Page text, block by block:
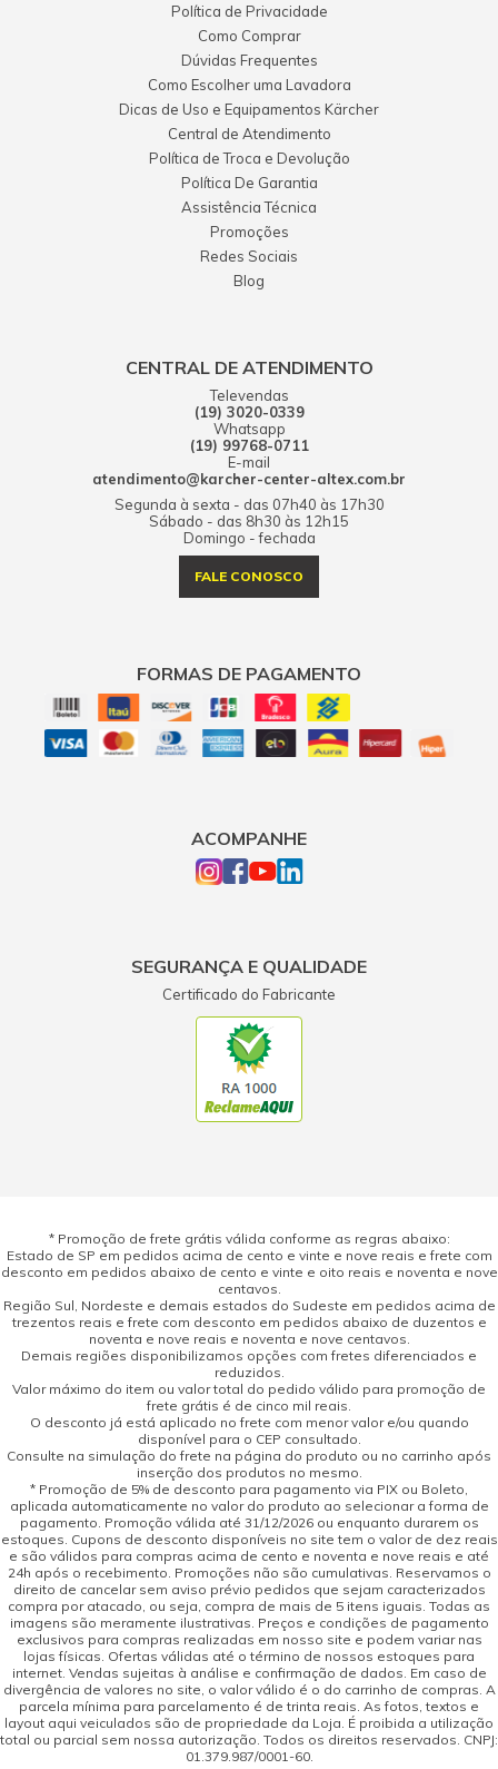
Política de Privacidade
Como Comprar
Dúvidas Frequentes
Como Escolher uma Lavadora
Dicas de Uso e Equipamentos Kärcher
Central de Atendimento
Política de Troca e Devolução
Política De Garantia
Assistência Técnica
Promoções
Redes Sociais
Blog
CENTRAL DE ATENDIMENTO
Televendas
(19) 3020-0339
Whatsapp
(19) 99768-0711
E-mail
atendimento@karcher-center-altex.com.br
Segunda à sexta - das 07h40 às 17h30
Sábado - das 8h30 às 12h15
Domingo - fechada
FALE CONOSCO
FORMAS DE PAGAMENTO
ACOMPANHE
SEGURANÇA E QUALIDADE
Certificado do Fabricante
* Promoção de frete grátis válida conforme as regras abaixo:
Estado de SP em pedidos acima de cento e vinte e nove reais e frete com
desconto em pedidos abaixo de cento e vinte e oito reais e noventa e nove
centavos.
Região Sul, Nordeste e demais estados do Sudeste em pedidos acima de
trezentos reais e frete com desconto em pedidos abaixo de duzentos e
noventa e nove reais e noventa e nove centavos.
Demais regiões disponibilizamos opções com fretes diferenciados e
reduzidos.
Valor máximo do item ou valor total do pedido válido para promoção de
frete grátis é de cinco mil reais.
O desconto já está aplicado no frete com menor valor e/ou quando
disponível para o CEP consultado.
Consulte na simulação do frete na página do produto ou no carrinho após
inserção dos produtos no mesmo.
* Promoção de 5% de desconto para pagamento via PIX ou Boleto,
aplicada automaticamente no valor do produto ao selecionar a forma de
pagamento. Promoção válida até 31/12/2026 ou enquanto durarem os
estoques. Cupons de desconto disponíveis no site tem o valor de dez reais
e são válidos para compras acima de cento e noventa e nove reais e até
24h após o recebimento. Promoções não são cumulativas. Reservamos o
direito de cancelar sem aviso prévio pedidos que sejam caracterizados
compra por atacado, ou seja, compra de mais de 5 itens iguais. Todas as
imagens são meramente ilustrativas. Preços e condições de pagamento
exclusivos para compras realizadas em nosso site e podem variar nas
lojas físicas. Ofertas válidas até o término de nossos estoques para
internet. Vendas sujeitas à análise e confirmação de dados. Em caso de
divergência de valores no site, o valor válido é o do carrinho de compras. A
parcela mínima para parcelamento é de trinta reais. As fotos, textos e
layout aqui veiculados são de propriedade da Loja. É proibida a utilização
total ou parcial sem nossa autorização. Todos os direitos reservados. CNPJ:
01.379.987/0001-60.